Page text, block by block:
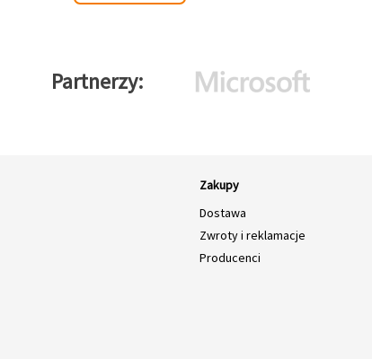
Partnerzy
Zakupy
Dostawa
Zwroty i reklamacje
Producenci